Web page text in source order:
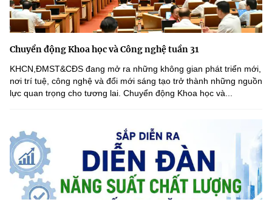
Chuyển động Khoa học và Công nghệ tuần 31
KHCN,ĐMST&CĐS đang mở ra những không gian phát triển mới,
nơi trí tuệ, công nghệ và đổi mới sáng tạo trở thành những nguồn
lực quan trọng cho tương lai. Chuyển động Khoa học và...